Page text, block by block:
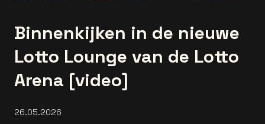
Binnenkijken in de nieuwe
Lotto Lounge van de Lotto
Arena [video]
26.05.2026